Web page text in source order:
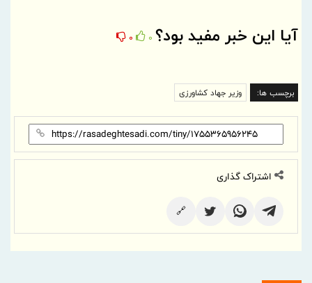
آیا این خبر مفید بود؟ 0
0
برچسب ها: وزیر جهاد کشاورزی
اشتراک گذاری
🔗